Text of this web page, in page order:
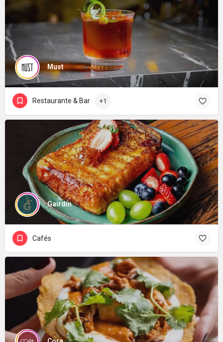
Must
Restaurante & Bar +1
Gairdín
Cafés